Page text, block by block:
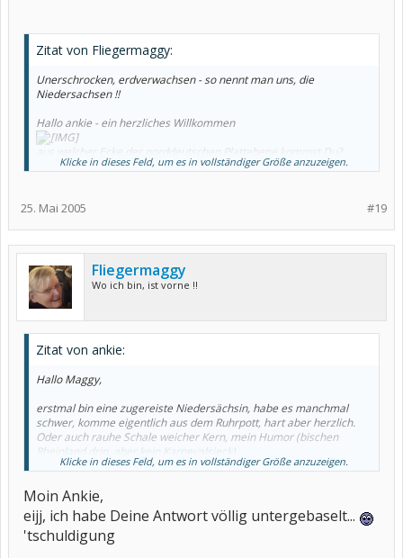
Zitat von Fliegermaggy:
Unerschrocken, erdverwachsen - so nennt man uns, die
Niedersachsen !!
Hallo ankie - ein herzliches Willkommen
aus welcher Ecke der norddeutschen Plattebene kommst Du?
*freu*
Ich habe seit 1999 SLE, bin 47 und verheiratet, habe einen Sohn
schlechte oder gute Nachrichten.
Achja - hat schon jemand Bescheid gesagt?? RO macht süchtig,
aber mit ausschließlich guten Nebenwirkungen!!!
viele liebe Grüße
Klicke in dieses Feld, um es in vollständiger Größe anzuzeigen.
#19
25. Mai 2005
Fliegermaggy
Wo ich bin, ist vorne !!
Zitat von ankie:
Hallo Maggy,
erstmal bin eine zugereiste Niedersächsin, habe es manchmal
schwer, komme eigentlich aus dem Ruhrpott, hart aber herzlich.
Oder auch rauhe Schale weicher Kern, mein Humor (bischen
Rheinland drin, aber kein Karnevalsjeck)
kommt nicht immer so an. Wobei mein "Humor" manchmal das
mir, wie viele hier aber mein Zustand reicht mir auch so.
Also ich wohne im Landkreis Stade. Und du?????
Wäre schön, wenn du dich nochmal wieder meldest. Mit dem Chat
Klicke in dieses Feld, um es in vollständiger Größe anzuzeigen.
Moin Ankie,
eijj, ich habe Deine Antwort völlig untergebaselt...
'tschuldigung